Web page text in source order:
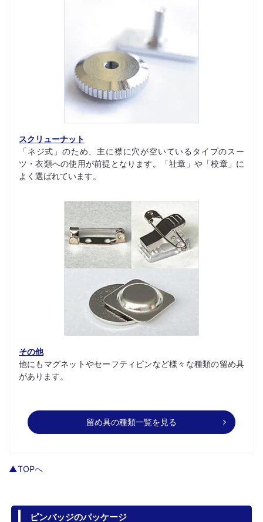
スクリューナット
「ネジ式」のため、主に襟に穴が空いているタイプのスー
ツ・衣類への使用が前提となります。「社章」や「校章」に
よく選ばれています。
その他
他にもマグネットやセーフティピンなど様々な種類の留め具
があります。
留め具の種類一覧を見る
▲TOPへ
ピンバッジのパッケージ